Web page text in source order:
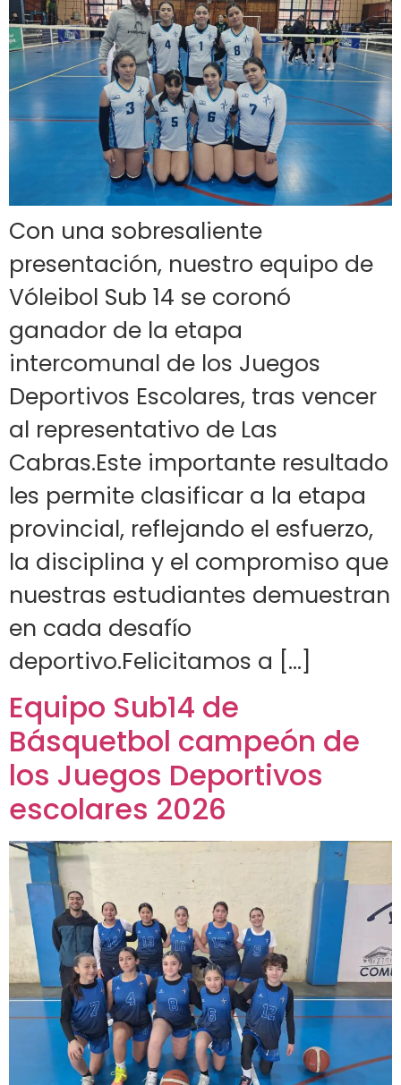
Con una sobresaliente
presentación, nuestro equipo de
Vóleibol Sub 14 se coronó
ganador de la etapa
intercomunal de los Juegos
Deportivos Escolares, tras vencer
al representativo de Las
Cabras.Este importante resultado
les permite clasificar a la etapa
provincial, reflejando el esfuerzo,
la disciplina y el compromiso que
nuestras estudiantes demuestran
en cada desafío
deportivo.Felicitamos a […]
Equipo Sub14 de
Básquetbol campeón de
los Juegos Deportivos
escolares 2026